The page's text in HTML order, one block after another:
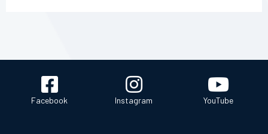
Facebook Instagram YouTube